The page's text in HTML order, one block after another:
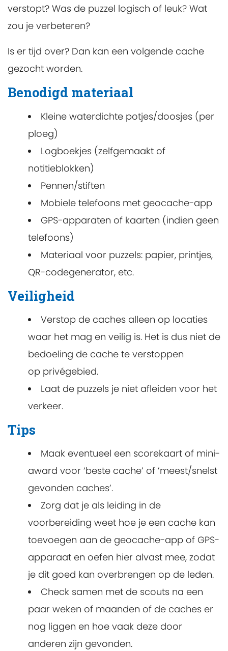
verstopt? Was de puzzel logisch of leuk? Wat
zou je verbeteren?
Is er tijd over? Dan kan een volgende cache
gezocht worden.
Benodigd materiaal
Kleine waterdichte potjes/doosjes (per
ploeg)
Logboekjes (zelfgemaakt of
notitieblokken)
Pennen/stiften
Mobiele telefoons met geocache-app
GPS-apparaten of kaarten (indien geen
telefoons)
Materiaal voor puzzels: papier, printjes,
QR-codegenerator, etc.
Veiligheid
Verstop de caches alleen op locaties
waar het mag en veilig is. Het is dus niet de
bedoeling de cache te verstoppen
op privégebied.
Laat de puzzels je niet afleiden voor het
verkeer.
Tips
Maak eventueel een scorekaart of mini-
award voor ‘beste cache’ of ’meest/snelst
gevonden caches’.
Zorg dat je als leiding in de
voorbereiding weet hoe je een cache kan
toevoegen aan de geocache-app of GPS-
apparaat en oefen hier alvast mee, zodat
je dit goed kan overbrengen op de leden.
Check samen met de scouts na een
paar weken of maanden of de caches er
nog liggen en hoe vaak deze door
anderen zijn gevonden.